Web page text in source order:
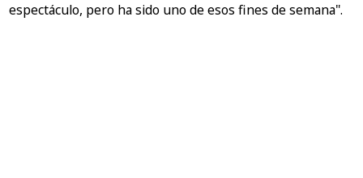
espectáculo, pero ha sido uno de esos fines de semana".